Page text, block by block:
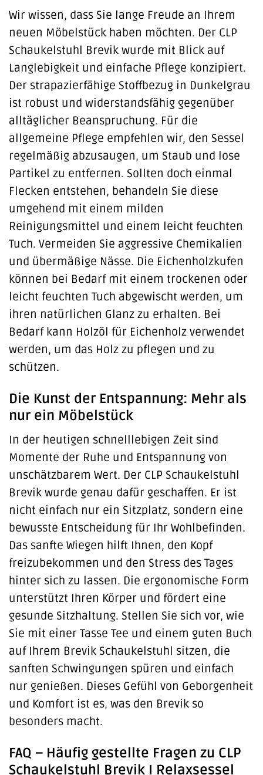
Wir wissen, dass Sie lange Freude an Ihrem
neuen Möbelstück haben möchten. Der CLP
Schaukelstuhl Brevik wurde mit Blick auf
Langlebigkeit und einfache Pflege konzipiert.
Der strapazierfähige Stoffbezug in Dunkelgrau
ist robust und widerstandsfähig gegenüber
alltäglicher Beanspruchung. Für die
allgemeine Pflege empfehlen wir, den Sessel
regelmäßig abzusaugen, um Staub und lose
Partikel zu entfernen. Sollten doch einmal
Flecken entstehen, behandeln Sie diese
umgehend mit einem milden
Reinigungsmittel und einem leicht feuchten
Tuch. Vermeiden Sie aggressive Chemikalien
und übermäßige Nässe. Die Eichenholzkufen
können bei Bedarf mit einem trockenen oder
leicht feuchten Tuch abgewischt werden, um
ihren natürlichen Glanz zu erhalten. Bei
Bedarf kann Holzöl für Eichenholz verwendet
werden, um das Holz zu pflegen und zu
schützen.
Die Kunst der Entspannung: Mehr als
nur ein Möbelstück
In der heutigen schnelllebigen Zeit sind
Momente der Ruhe und Entspannung von
unschätzbarem Wert. Der CLP Schaukelstuhl
Brevik wurde genau dafür geschaffen. Er ist
nicht einfach nur ein Sitzplatz, sondern eine
bewusste Entscheidung für Ihr Wohlbefinden.
Das sanfte Wiegen hilft Ihnen, den Kopf
freizubekommen und den Stress des Tages
hinter sich zu lassen. Die ergonomische Form
unterstützt Ihren Körper und fördert eine
gesunde Sitzhaltung. Stellen Sie sich vor, wie
Sie mit einer Tasse Tee und einem guten Buch
auf Ihrem Brevik Schaukelstuhl sitzen, die
sanften Schwingungen spüren und einfach
nur genießen. Dieses Gefühl von Geborgenheit
und Komfort ist es, was den Brevik so
besonders macht.
FAQ – Häufig gestellte Fragen zu CLP
Schaukelstuhl Brevik I Relaxsessel